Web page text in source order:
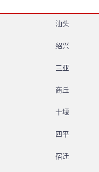
汕头
绍兴
三亚
商丘
十堰
四平
宿迁